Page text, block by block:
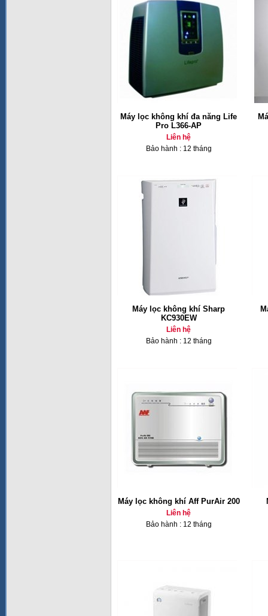
Máy lọc không khí đa năng Life
Pro L366-AP
Liên hệ
Bảo hành : 12 tháng
Máy lọc không khí Sharp
KC930EW
Liên hệ
Bảo hành : 12 tháng
Máy lọc không khí Aff PurAir 200
Liên hệ
Bảo hành : 12 tháng